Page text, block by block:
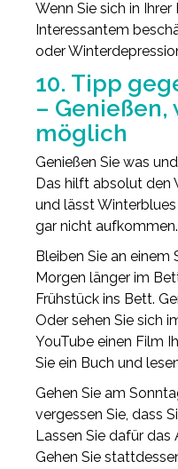
Wenn Sie sich in
Interessantem
oder
10. Tipp
–
möglich
Genießen Sie was
Das hilft absolut den
und lässt
gar nicht aufkommen.
Bleiben Sie an
Morgen länger im
Frühstück ins Bett.
Oder sehen Sie sich
YouTube einen Film
Sie ein Buch und
Gehen Sie am
vergessen Sie, dass
Lassen Sie dafür
Gehen Sie